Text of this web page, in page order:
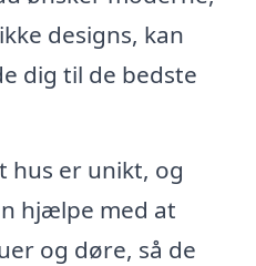
designs, kan
dig til de bedste
hus er unikt, og
hjælpe med at
og døre, så de